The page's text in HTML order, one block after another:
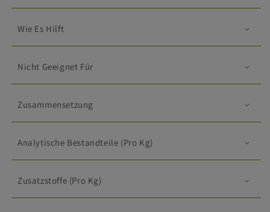
Wie Es Hilft
Nicht Geeignet Für
Zusammensetzung
Analytische Bestandteile (pro Kg)
Zusatzstoffe (pro Kg)